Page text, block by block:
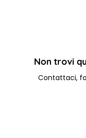
Non trovi
Contattaci,